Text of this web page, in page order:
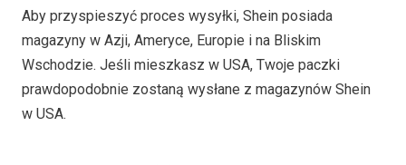
Aby przyspieszyć proces wysyłki, Shein posiada
magazyny w Azji, Ameryce, Europie i na Bliskim
Wschodzie. Jeśli mieszkasz w USA, Twoje paczki
prawdopodobnie zostaną wysłane z magazynów Shein
w USA.